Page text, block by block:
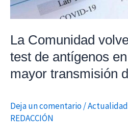
La Comunidad
test de antígenos
mayor transmisión
Deja un comentario/Actualidad
REDACCIÓN
áreas
con
mayor
transmisión
COVID-